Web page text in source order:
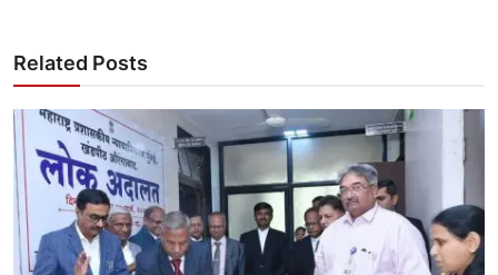
Related Posts